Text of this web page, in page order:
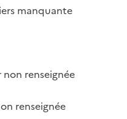
manquante
renseignée
renseignée